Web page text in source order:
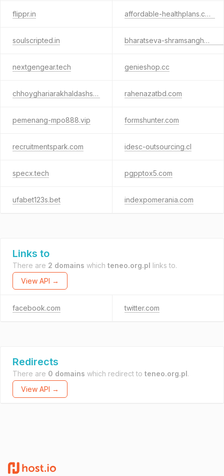
flippr.in affordable-healthplans.com
soulscripted.in bharatseva-shramsangha.com
nextgengear.tech genieshop.cc
chhoyghariarakhaldashs.in rahenazatbd.com
pemenang-mpo888.vip formshunter.com
recruitmentspark.com idesc-outsourcing.cl
specx.tech pgpptox5.com
ufabet123s.bet indexpomerania.com
Links to
There are 2 domains which teneo.org.pl links to.
View API →
facebook.com twitter.com
Redirects
There are 0 domains which redirect to teneo.org.pl.
View API →